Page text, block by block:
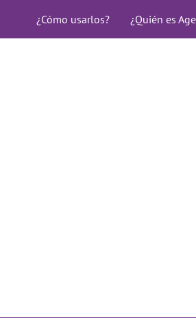
¿Cómo usarlos? ¿Quién es